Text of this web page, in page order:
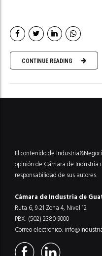
CONTINUE READING
El contenido de
opinión de Cámara de Industria
responsabilidad de sus autores.
Cámara de Industria de
Ruta 6, 9-21 Zona 4, Nivel 12
PBX: (502) 2380-9000
Correo electrónico: